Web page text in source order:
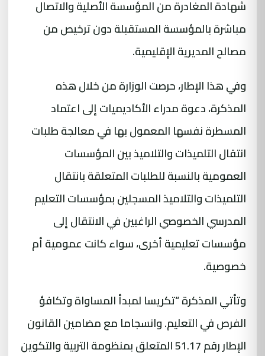
شهادة المغادرة من المؤسسة الأصلية والاتصال
مباشرة بالمؤسسة المستقبلة دون ترخيص من
مصالح المديرية الإقليمية.
وفي هذا الإطار، حرصت الوزارة من خلال هذه
المذكرة، دعوة مدراء الأكاديميات إلى اعتماد
المسطرة نفسها المعمول بها في معالجة طلبات
انتقال التلميذات والتلاميذ بين المؤسسات
العمومية بالنسبة للطلبات المتعلقة بانتقال
التلميذات والتلاميذ المسجلين بمؤسسات التعليم
المدرسي الخصوصي الراغبين في الانتقال إلى
مؤسسات تعليمية أخرى، سواء كانت عمومية أم
خصوصية.
وتأتي المذكرة “تكريسا لمبدأ المساواة وتكافؤ
الفرص في التعليم. وانسجاما مع مضامين القانون
الإطار رقم 51.17 المتعلق بمنظومة التربية والتكوين